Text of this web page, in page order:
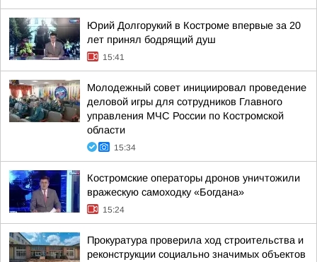
Юрий Долгорукий в Костроме впервые за 20
лет принял бодрящий душ
15:41
Молодежный совет инициировал проведение
деловой игры для сотрудников Главного
управления МЧС России по Костромской
области
15:34
Костромские операторы дронов уничтожили
вражескую самоходку «Богдана»
15:24
Прокуратура проверила ход строительства и
реконструкции социально значимых объектов